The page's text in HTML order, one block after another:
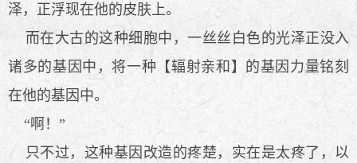
泽，正浮现在他的皮肤上。
而在大古的这种细胞中，一丝丝白色的光泽正没入
诸多的基因中，将一种【辐射亲和】的基因力量铭刻
在他的基因中。
“啊！”
只不过，这种基因改造的疼楚，实在是太疼了，以